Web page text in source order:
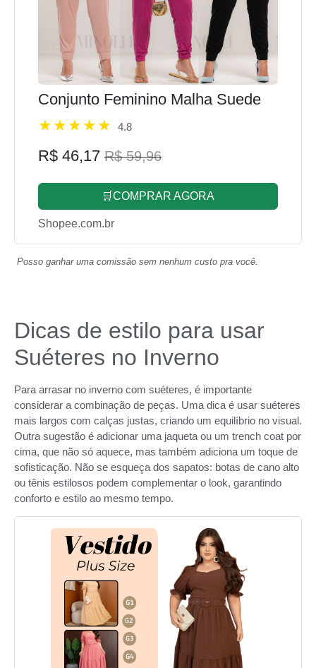
Conjunto Feminino Malha Suede
4.8
R$ 46,17 R$ 59,96
🛒COMPRAR AGORA
Shopee.com.br
Posso ganhar uma comissão sem nenhum custo pra você.
Dicas de estilo para usar
Suéteres no Inverno
Para arrasar no inverno com suéteres, é importante
considerar a combinação de peças. Uma dica é usar suéteres
mais largos com calças justas, criando um equilíbrio no visual.
Outra sugestão é adicionar uma jaqueta ou um trench coat por
cima, que não só aquece, mas também adiciona um toque de
sofisticação. Não se esqueça dos sapatos: botas de cano alto
ou tênis estilosos podem complementar o look, garantindo
conforto e estilo ao mesmo tempo.